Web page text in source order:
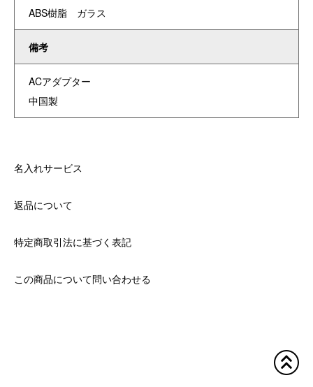
ABS樹脂 ガラス
備考
ACアダプター
中国製
名入れサービス
返品について
特定商取引法に基づく表記
この商品について問い合わせる